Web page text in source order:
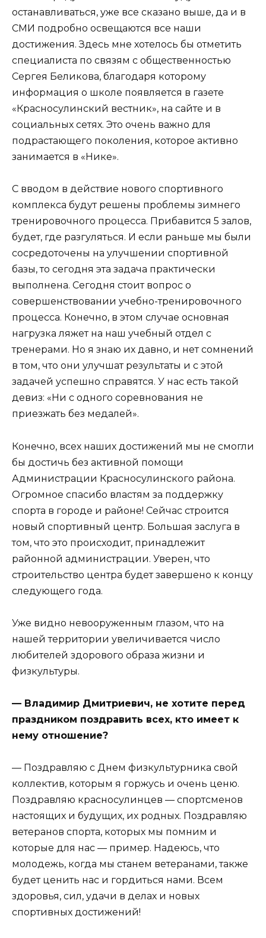
останавливаться, уже все сказано выше, да и в
СМИ подробно освещаются все наши
достижения. Здесь мне хотелось бы отметить
специалиста по связям с общественностью
Сергея Беликова, благодаря которому
информация о школе появляется в газете
«Красносулинский вестник», на сайте и в
социальных сетях. Это очень важно для
подрастающего поколения, которое активно
занимается в «Нике».
С вводом в действие нового спортивного
комплекса будут решены проблемы зимнего
тренировочного процесса. Прибавится 5 залов,
будет, где разгуляться. И если раньше мы были
сосредоточены на улучшении спортивной
базы, то сегодня эта задача практически
выполнена. Сегодня стоит вопрос о
совершенствовании учебно-тренировочного
процесса. Конечно, в этом случае основная
нагрузка ляжет на наш учебный отдел с
тренерами. Но я знаю их давно, и нет сомнений
в том, что они улучшат результаты и с этой
задачей успешно справятся. У нас есть такой
девиз: «Ни с одного соревнования не
приезжать без медалей».
Конечно, всех наших достижений мы не смогли
бы достичь без активной помощи
Администрации Красносулинского района.
Огромное спасибо властям за поддержку
спорта в городе и районе! Сейчас строится
новый спортивный центр. Большая заслуга в
том, что это происходит, принадлежит
районной администрации. Уверен, что
строительство центра будет завершено к концу
следующего года.
Уже видно невооруженным глазом, что на
нашей территории увеличивается число
любителей здорового образа жизни и
физкультуры.
— Владимир Дмитриевич, не хотите перед
праздником поздравить всех, кто имеет к
нему отношение?
— Поздравляю с Днем физкультурника свой
коллектив, которым я горжусь и очень ценю.
Поздравляю красносулинцев — спортсменов
настоящих и будущих, их родных. Поздравляю
ветеранов спорта, которых мы помним и
которые для нас — пример. Надеюсь, что
молодежь, когда мы станем ветеранами, также
будет ценить нас и гордиться нами. Всем
здоровья, сил, удачи в делах и новых
спортивных достижений!